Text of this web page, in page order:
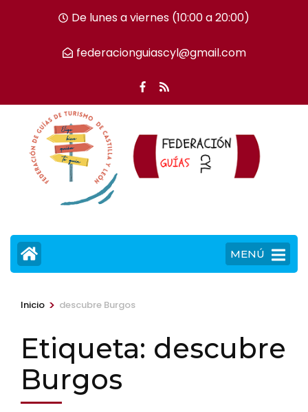
tecla
De lunes a viernes (10:00 a 20:00)
federacionguiascyl@gmail.com
MENÚ
Inicio > descubre Burgos
Etiqueta: descubre
Burgos